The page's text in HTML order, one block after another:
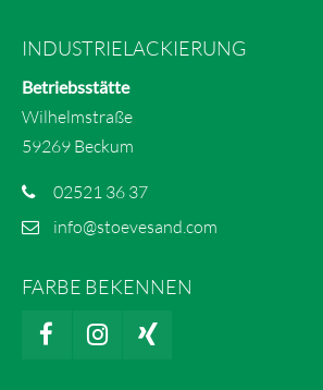
INDUSTRIELACKIERUNG
Betriebsstätte
Wilhelmstraße
59269 Beckum
02521 36 37
info@stoevesand.com
FARBE BEKENNEN